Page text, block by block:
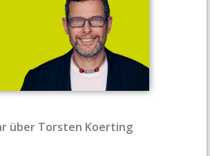
über Torsten Koerting